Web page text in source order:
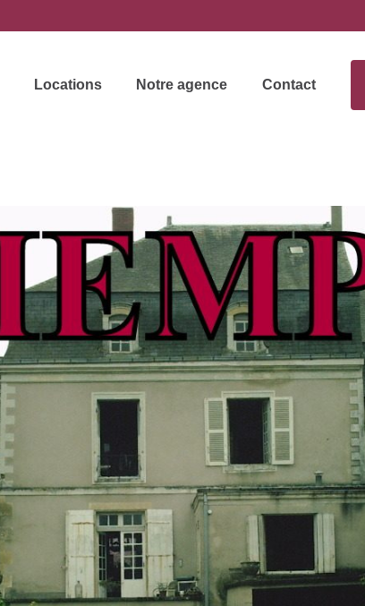
Locations Notre agence Contact